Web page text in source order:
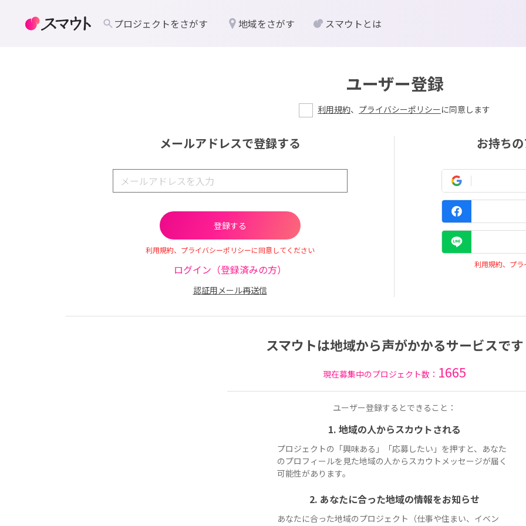
ユーザー登録
利用規約、 プライバシーポリシーに同意します
メールアドレスで登録する
利用規約、プライバシーポリシーに同意してください
ログイン（登録済みの方）
認証用メール再送信
お持ち
利用規約、プ
スマウトは地域から声がかかるサービスです
現在募集中のプロジェクト数： 1665
ユーザー登録するとできること：
1. 地域の人からスカウトされる
プロジェクトの「興味ある」「応募したい」を押すと、あなた
のプロフィールを見た地域の人からスカウトメッセージが届く
可能性があります。
2. あなたに合った地域の情報をお知らせ
あなたに合った地域のプロジェクト（仕事や住まい、イベン
プロジェクトをさがす 地域をさがす スマウトとは